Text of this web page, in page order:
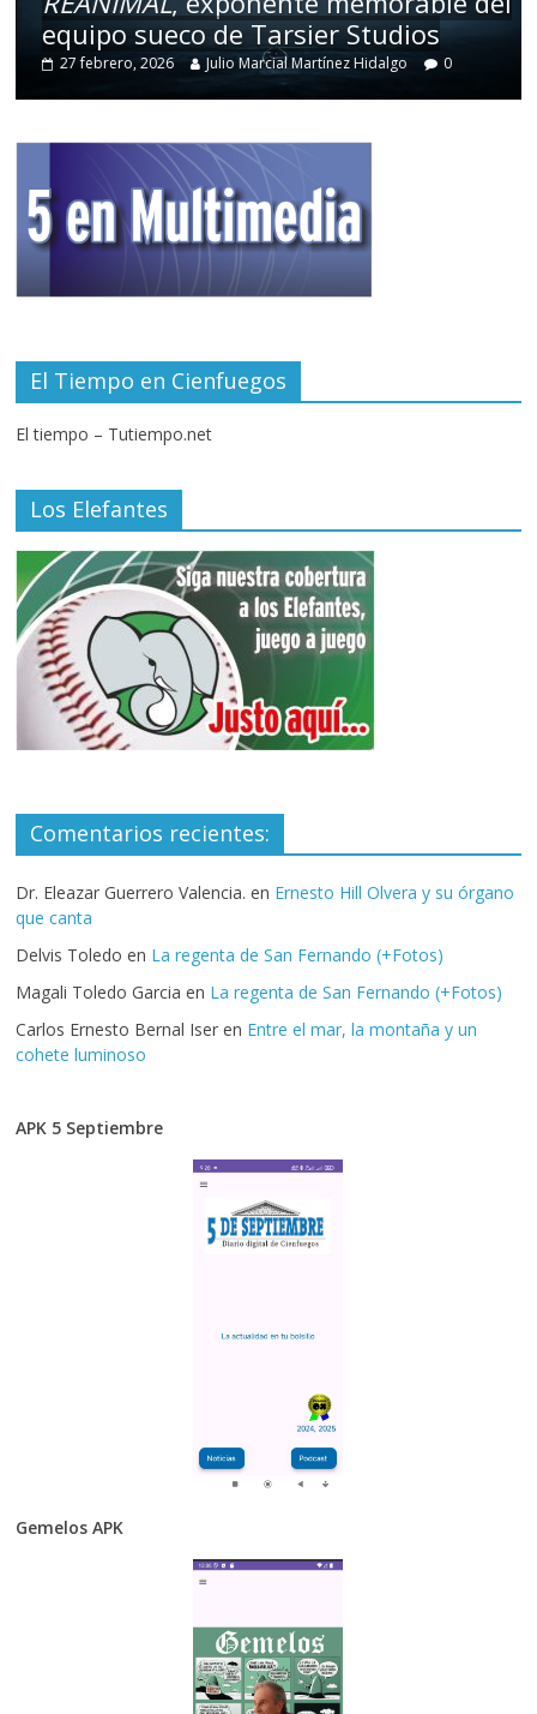
equipo sueco de Tarsier Studios
27 febrero, 2026 Julio Marcial Martínez Hidalgo 0
El Tiempo en Cienfuegos
El tiempo – Tutiempo.net
Los Elefantes
Comentarios recientes:
Dr. Eleazar Guerrero Valencia. en Ernesto Hill Olvera y su órgano
que canta
Delvis Toledo en La regenta de San Fernando (+Fotos)
Magali Toledo Garcia en La regenta de San Fernando (+Fotos)
Carlos Ernesto Bernal Iser en Entre el mar, la montaña y un
cohete luminoso
APK 5 Septiembre
Gemelos APK